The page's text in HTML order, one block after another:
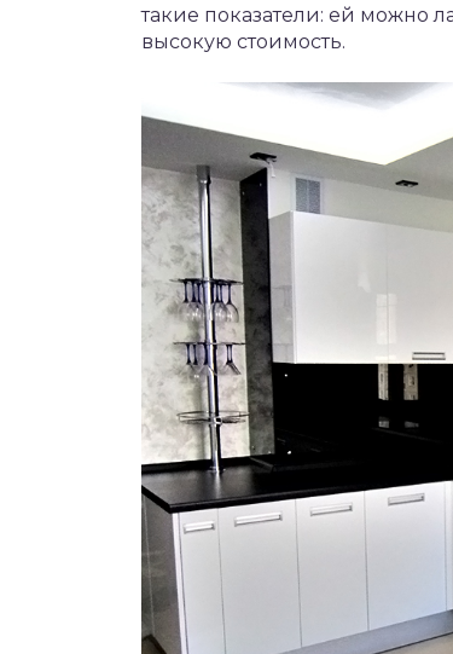
такие показатели: ей можно
высокую стоимость.